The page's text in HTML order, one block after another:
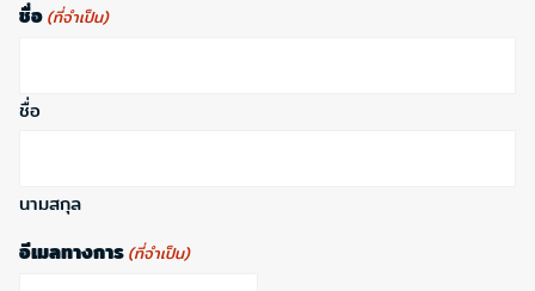
ชื่อ (ที่จำเป็น)
ชื่อ
นามสกุล
อีเมลทางการ (ที่จำเป็น)